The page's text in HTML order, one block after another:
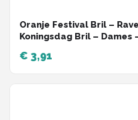
Oranje Festival Bril –
Koningsdag Bril – Dames
€ 3,91